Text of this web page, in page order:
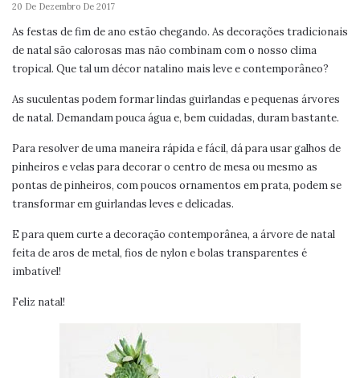
20 De Dezembro De 2017
As festas de fim de ano estão chegando. As decorações tradicionais
de natal são calorosas mas não combinam com o nosso clima
tropical. Que tal um décor natalino mais leve e contemporâneo?
As suculentas podem formar lindas guirlandas e pequenas árvores
de natal. Demandam pouca água e, bem cuidadas, duram bastante.
Para resolver de uma maneira rápida e fácil, dá para usar galhos de
pinheiros e velas para decorar o centro de mesa ou mesmo as
pontas de pinheiros, com poucos ornamentos em prata, podem se
transformar em guirlandas leves e delicadas.
E para quem curte a decoração contemporânea, a árvore de natal
feita de aros de metal, fios de nylon e bolas transparentes é
imbatível!
Feliz natal!